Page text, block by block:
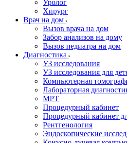
Уролог
Хирург
Врач на дом
Вызов врача на дом
Забор анализов на дому
Вызов педиатра на дом
Диагностика
УЗ исследования
УЗ исследования для
Компьютерная
Лабораторная
МРТ
Процедурный кабинет
Процедурный кабинет
Рентгенология
Эндоскопические